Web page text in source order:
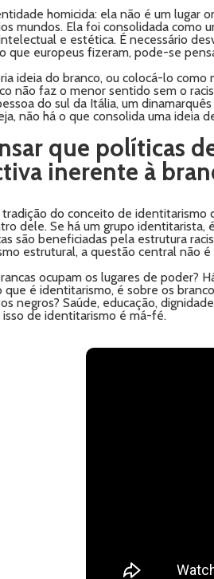
homicida: ela não é um lugar
mundos. Ela foi consolidada como
e estética. É necessário
que europeus fizeram, pode-se
ideia do branco, ou colocá-lo como
não faz o menor sentido sem o
do sul da Itália, um
não há o que consolida uma ideia
que políticas
inerente à
do conceito de identitarismo
dele. Se há um grupo identitarista,
são beneficiadas pela estrutura
estrutural, a questão central não
ocupam os lugares de poder?
que é identitarismo, é sobre os
negros? Saúde, educação,
isso de identitarismo é má-fé.